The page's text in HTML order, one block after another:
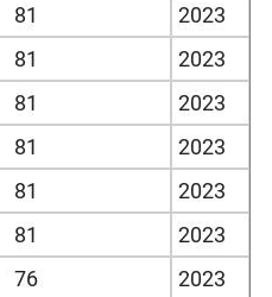
81
2023
81
2023
81
2023
81
2023
81
2023
81
2023
76
2023